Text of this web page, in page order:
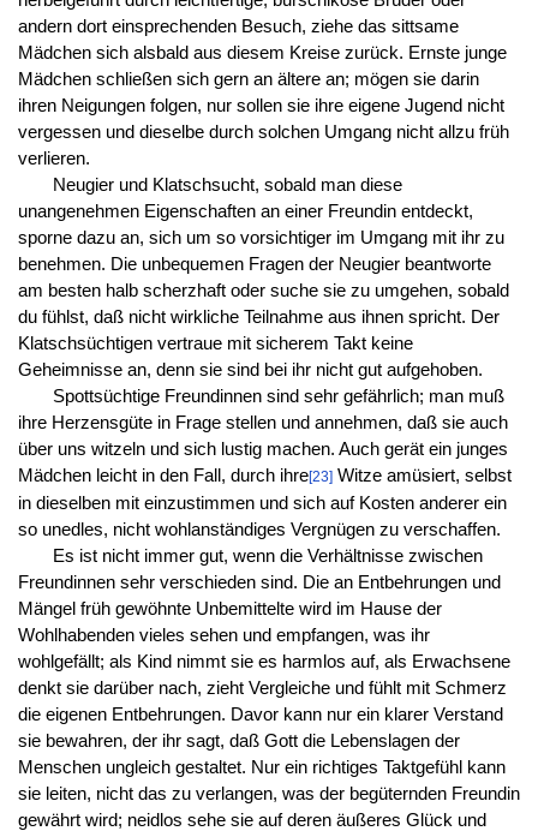
andern dort einsprechenden Besuch, ziehe das sittsame
Mädchen sich alsbald aus diesem Kreise zurück. Ernste junge
Mädchen schließen sich gern an ältere an; mögen sie darin
ihren Neigungen folgen, nur sollen sie ihre eigene Jugend nicht
vergessen und dieselbe durch solchen Umgang nicht allzu früh
verlieren.
Neugier und Klatschsucht, sobald man diese
unangenehmen Eigenschaften an einer Freundin entdeckt,
sporne dazu an, sich um so vorsichtiger im Umgang mit ihr zu
benehmen. Die unbequemen Fragen der Neugier beantworte
am besten halb scherzhaft oder suche sie zu umgehen, sobald
du fühlst, daß nicht wirkliche Teilnahme aus ihnen spricht. Der
Klatschsüchtigen vertraue mit sicherem Takt keine
Geheimnisse an, denn sie sind bei ihr nicht gut aufgehoben.
Spottsüchtige Freundinnen sind sehr gefährlich; man muß
ihre Herzensgüte in Frage stellen und annehmen, daß sie auch
über uns witzeln und sich lustig machen. Auch gerät ein junges
Mädchen leicht in den Fall, durch ihre[23]Witze amüsiert, selbst
in dieselben mit einzustimmen und sich auf Kosten anderer ein
so unedles, nicht wohlanständiges Vergnügen zu verschaffen.
Es ist nicht immer gut, wenn die Verhältnisse zwischen
Freundinnen sehr verschieden sind. Die an Entbehrungen und
Mängel früh gewöhnte Unbemittelte wird im Hause der
Wohlhabenden vieles sehen und empfangen, was ihr
wohlgefällt; als Kind nimmt sie es harmlos auf, als Erwachsene
denkt sie darüber nach, zieht Vergleiche und fühlt mit Schmerz
die eigenen Entbehrungen. Davor kann nur ein klarer Verstand
sie bewahren, der ihr sagt, daß Gott die Lebenslagen der
Menschen ungleich gestaltet. Nur ein richtiges Taktgefühl kann
sie leiten, nicht das zu verlangen, was der begüternden Freundin
gewährt wird; neidlos sehe sie auf deren äußeres Glück und